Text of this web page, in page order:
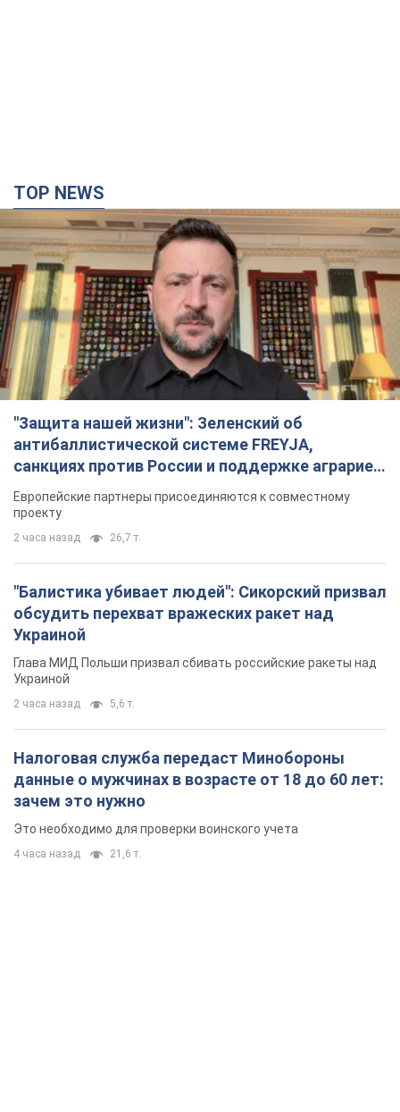
TOP NEWS
"Защита нашей жизни": Зеленский об
антибаллистической системе FREYJA,
санкциях против России и поддержке аграриев.
Видео
Европейские партнеры присоединяются к совместному
проекту
2 часа назад 26,7 т.
"Балистика убивает людей": Сикорский призвал
обсудить перехват вражеских ракет над
Украиной
Глава МИД Польши призвал сбивать российские ракеты над
Украиной
2 часа назад 5,6 т.
Налоговая служба передаст Минобороны
данные о мужчинах в возрасте от 18 до 60 лет:
зачем это нужно
Это необходимо для проверки воинского учета
4 часа назад 21,6 т.